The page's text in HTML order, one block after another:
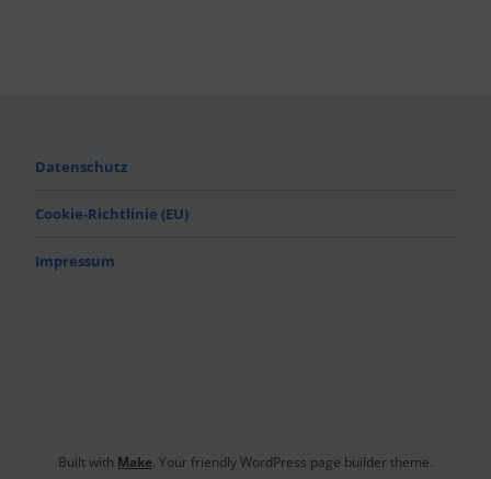
Datenschutz
Cookie-Richtlinie (EU)
Impressum
Built with Make. Your friendly WordPress page builder theme.